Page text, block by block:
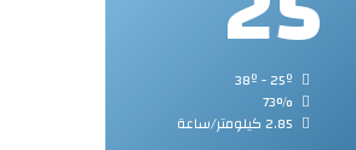
73%
2.85 كيلومتر/ساعة